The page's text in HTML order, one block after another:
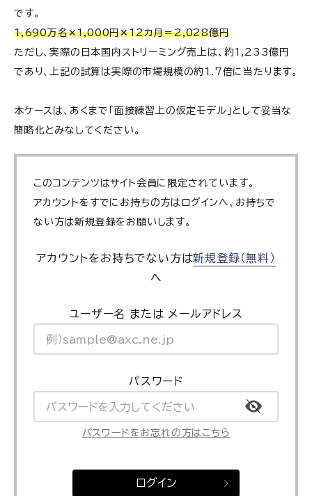
です。
1,690万名✕1,000円✕12カ月＝2,028億円
ただし、実際の日本国内ストリーミング売上は、約1,233億円
であり、上記の試算は実際の市場規模の約1.7倍に当たります。
本ケースは、あくまで「面接練習上の仮定モデル」として妥当な
簡略化とみなしてください。
このコンテンツはサイト会員に限定されています。
アカウントをすでにお持ちの方はログインへ、お持ちで
ない方は新規登録をお願いします。
アカウントをお持ちでない方は新規登録（無料）
へ
ユーザー名 または メールアドレス
パスワード
パスワードをお忘れの方はこちら
ログイン